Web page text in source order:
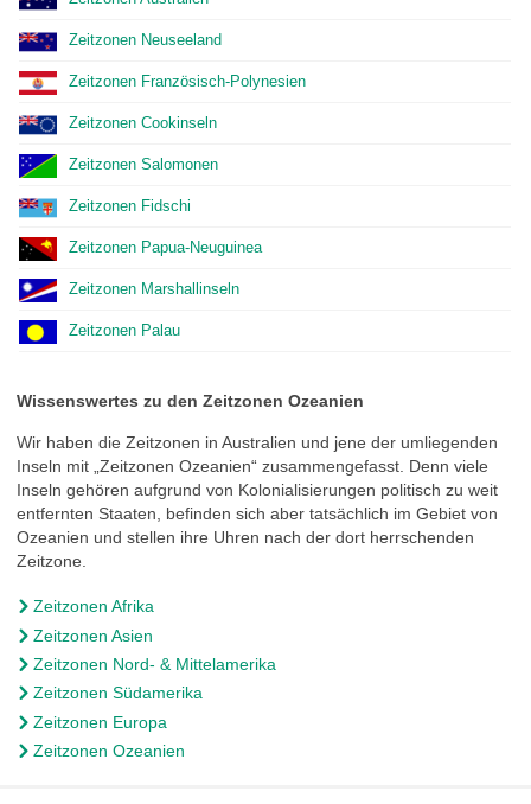
Zeitzonen Neuseeland
Zeitzonen Französisch-Polynesien
Zeitzonen Cookinseln
Zeitzonen Salomonen
Zeitzonen Fidschi
Zeitzonen Papua-Neuguinea
Zeitzonen Marshallinseln
Zeitzonen Palau
Wissenswertes zu den Zeitzonen Ozeanien
Wir haben die Zeitzonen in Australien und jene der umliegenden
Inseln mit „Zeitzonen Ozeanien“ zusammengefasst. Denn viele
Inseln gehören aufgrund von Kolonialisierungen politisch zu weit
entfernten Staaten, befinden sich aber tatsächlich im Gebiet von
Ozeanien und stellen ihre Uhren nach der dort herrschenden
Zeitzone.
Zeitzonen Afrika
Zeitzonen Asien
Zeitzonen Nord- & Mittelamerika
Zeitzonen Südamerika
Zeitzonen Europa
Zeitzonen Ozeanien